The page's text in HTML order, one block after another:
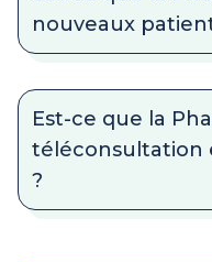
nouveaux
Est-ce que la
téléconsultation
?